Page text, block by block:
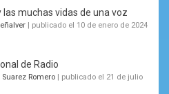
las muchas vidas de una voz
publicado el 10 de enero de 2024
de Radio
Suarez Romero
publicado el 21 de julio